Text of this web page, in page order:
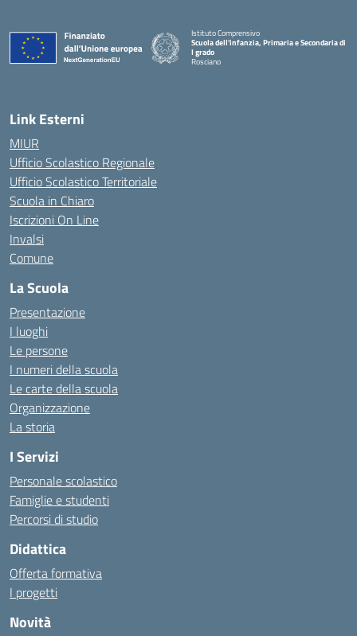
Istituto Comprensivo
Scuola dell'infanzia, Primaria e Secondaria di
I grado
Rosciano
Link Esterni
MIUR
Ufficio Scolastico Regionale
Ufficio Scolastico Territoriale
Scuola in Chiaro
Iscrizioni On Line
Invalsi
Comune
La Scuola
Presentazione
I luoghi
Le persone
I numeri della scuola
Le carte della scuola
Organizzazione
La storia
I Servizi
Personale scolastico
Famiglie e studenti
Percorsi di studio
Didattica
Offerta formativa
I progetti
Novità